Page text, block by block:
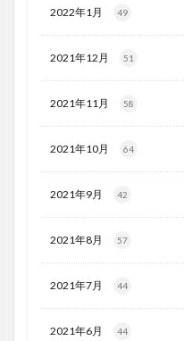
2022年1月 49
2021年12月 51
2021年11月 58
2021年10月 64
2021年9月 42
2021年8月 57
2021年7月 44
2021年6月 44